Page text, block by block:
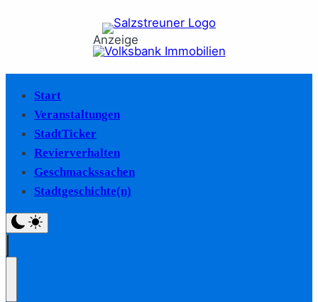
Anzeige
Start
Veranstaltungen
StadtTicker
Revierverhalten
Geschmackssachen
Stadtgeschichte(n)